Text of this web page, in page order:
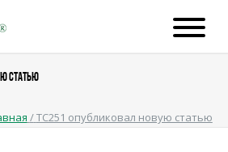
СТАТЬЮ
/TC251 опубликовал новую статью